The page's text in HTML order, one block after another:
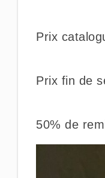
Prix
Prix fin de
50% de